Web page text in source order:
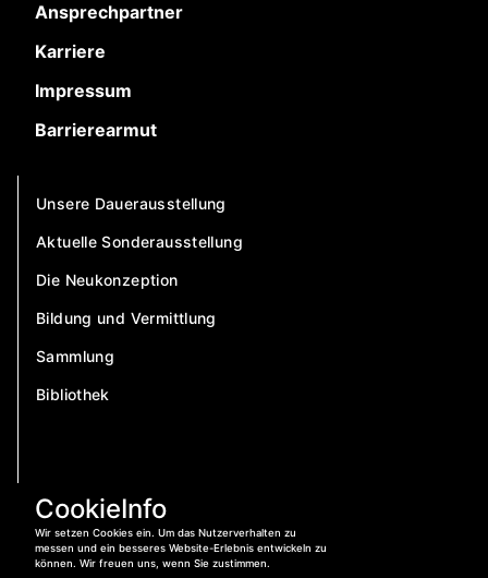
CookieInfo
Wir setzen Cookies ein. Um das Nutzerverhalten zu
messen und ein besseres Website-Erlebnis entwickeln zu
können. Wir freuen uns, wenn Sie zustimmen.
Ansprechpartner
Karriere
Impressum
Barrierearmut
Unsere Dauerausstellung
Aktuelle Sonderausstellung
Die Neukonzeption
Bildung und Vermittlung
Sammlung
Bibliothek